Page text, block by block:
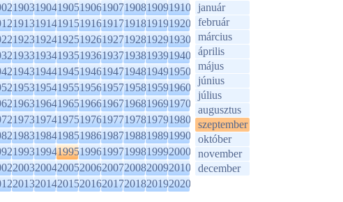
19031904190519061907190819091910
19131914191519161917191819191920
19231924192519261927192819291930
19331934193519361937193819391940
19431944194519461947194819491950
19531954195519561957195819591960
19631964196519661967196819691970
19731974197519761977197819791980
19831984198519861987198819891990
19931994199519961997199819992000
20032004200520062007200820092010
20132014201520162017201820192020
január
február
március
április
május
június
július
augusztus
szeptember
október
november
december